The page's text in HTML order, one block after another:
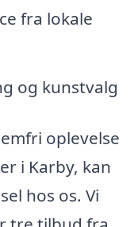
fra lokale
og kunstvalg
oplevelse
i Karby, kan
hos os. Vi